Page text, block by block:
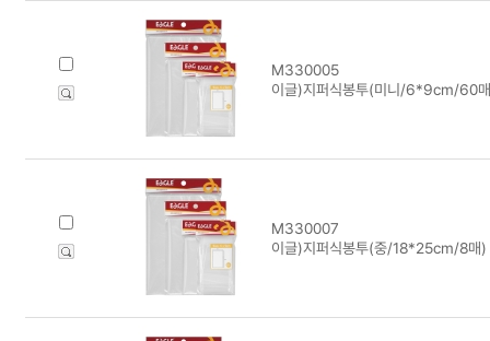
M330005
이글)지퍼식봉투(미니/6*9cm/60
M330007
이글)지퍼식봉투(중/18*25cm/8매